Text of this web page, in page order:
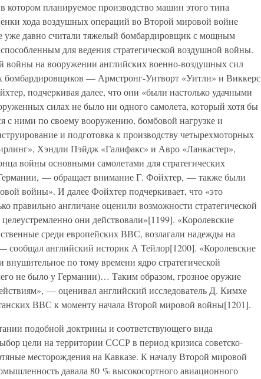
котором планируемое производство машин этого типа
хода воздушных операций во Второй мировой войне
уже давно считали тяжелый бомбардировщик с мощным
для ведения стратегической воздушной войны.
войны на вооружении английских военно-воздушных сил
бомбардировщиков — Армстронг-Уитворт «Уитли» и Виккерс
подчеркивая далее, что они «были настолько удачными
силах не было ни одного самолета, который хотя бы
с ними по своему вооружению, бомбовой нагрузке и
и подготовка к производству четырехмоторных
Хэндли Пэйдж «Галифакс» и Авро «Ланкастер»,
войны основными самолетами для стратегических
— обращает внимание Г. Фойхтер, — также были
войны». И далее Фойхтер подчеркивает, что «это
правильно англичане оценили возможности стратегической
они действовали»[1199]. «Королевские
среди европейских ВВС, возлагали надежды на
сообщал английский историк А Тейлор[1200]. «Королевские
по тому времени ядро стратегической
не было у Германии)… Таким образом, грозное оружие
— оценивал английский исследователь Д. Кимхе
ВВС к моменту начала Второй мировой войны[1201].
подобной доктрины и соответствующего вида
цели на территории СССР в период кризиса советско-
месторождения на Кавказе. К началу Второй мировой
давала 80 % высокосортного авиационного